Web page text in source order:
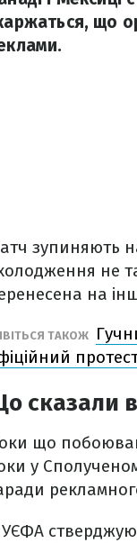
що
зупиняють
не
на
ТАКОЖ
сказали
що
у